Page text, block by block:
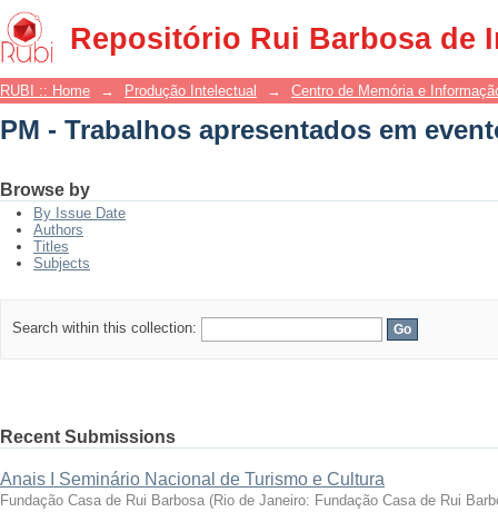
Repositório Rui Barbosa de
PM - Trabalhos apresentados em
RUBI :: Home → Produção Intelectual → Centro de Memória e
PM - Trabalhos apresentados em
Browse by
By Issue Date
Authors
Titles
Subjects
Search within this collection:
Recent Submissions
Anais I Seminário Nacional de Turismo e Cultura
Fundação Casa de Rui Barbosa (Rio de Janeiro: Fundação Casa de Rui